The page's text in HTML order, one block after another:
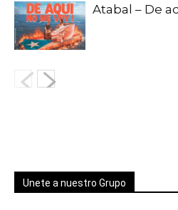
Atabal – De
Unete a nuestro Grupo